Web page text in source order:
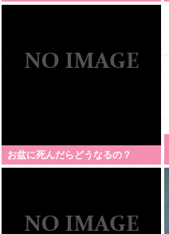
お盆に死んだらどうなるの？